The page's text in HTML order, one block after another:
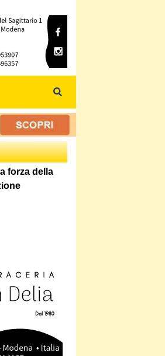
forza della